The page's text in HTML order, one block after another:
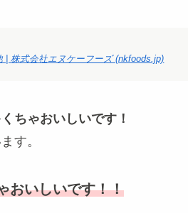
| 株式会社エヌケーフーズ (nkfoods.jp)
ちゃおいしいです！
す。
おいしいです！！